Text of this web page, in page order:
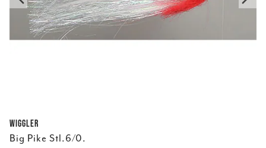
Wiggler
Big Pike Stl.6/0.